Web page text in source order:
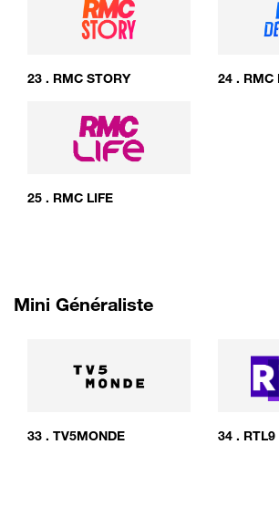
23 . RMC STORY 24 . RMC
25 . RMC LIFE
Mini Généraliste
33 . TV5MONDE 34 . RTL9